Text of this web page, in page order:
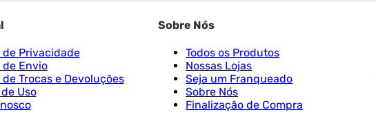
Privacidade
Envio
Trocas e Devoluções
Uso
Sobre Nós
Todos os Produtos
Nossas Lojas
Seja um Franqueado
Sobre Nós
Finalização de Compra